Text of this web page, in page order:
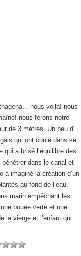
nous voila! nous
nous ferons notre
de 3 mètres. Un peu d'
qui ont coulé dans se
a brisé l’équilibre des
dans le canal et
a imaginé la création d’un
au fond de l’eau.
marin empêchant les
bouée verte et une
la vierge et l’enfant qui